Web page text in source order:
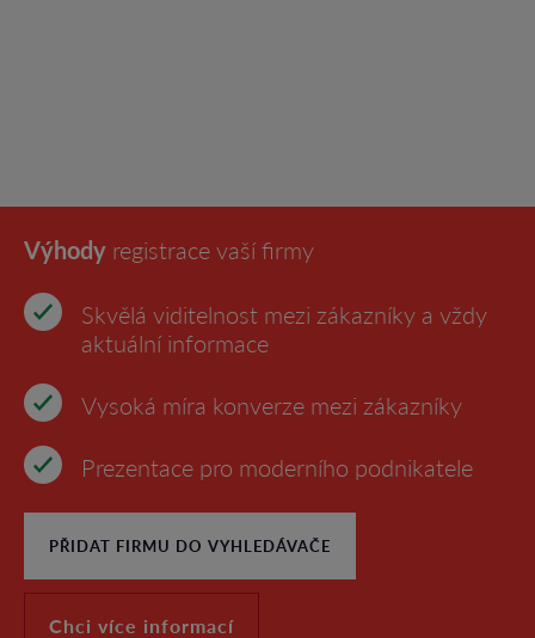
Výhody registrace vaší firmy
Skvělá viditelnost mezi zákazníky a vždy
aktuální informace
Vysoká míra konverze mezi zákazníky
Prezentace pro moderního podnikatele
PŘIDAT FIRMU DO VYHLEDÁVAČE
Chci více informací